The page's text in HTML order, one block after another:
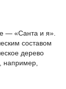
— «Санта и я».
составом
дерево
например,